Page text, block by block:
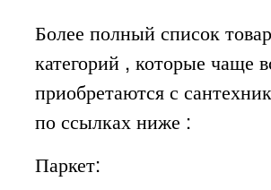
Более полный список
категорий , которые чаще
приобретаются с
по ссылках ниже :
Паркет: